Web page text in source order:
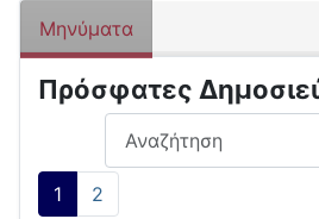
Μηνύματα
Πρόσφατες
1
2